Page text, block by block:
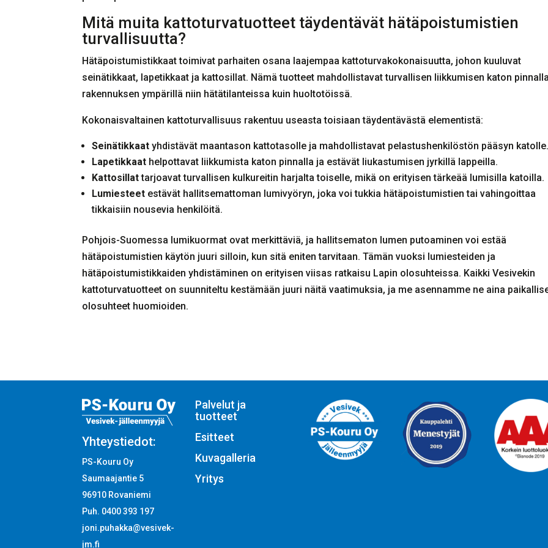
Mitä muita kattoturvatuotteet täydentävät hätäpoistumistien
turvallisuutta?
Hätäpoistumistikkaat toimivat parhaiten osana laajempaa kattoturvakokonaisuutta, johon kuuluvat
seinätikkaat, lapetikkaat ja kattosillat. Nämä tuotteet mahdollistavat turvallisen liikkumisen katon
rakennuksen ympärillä niin hätätilanteissa kuin huoltotöissä.
Kokonaisvaltainen kattoturvallisuus rakentuu useasta toisiaan täydentävästä elementistä:
Seinätikkaat yhdistävät maantason kattotasolle ja mahdollistavat pelastushenkilöstön pääsyn
Lapetikkaat helpottavat liikkumista katon pinnalla ja estävät liukastumisen jyrkillä lappeilla.
Kattosillattarjoavat turvallisen kulkureitin harjalta toiselle, mikä on erityisen tärkeää lumisilla katoilla.
Lumiesteet estävät hallitsemattoman lumivyöryn, joka voi tukkia hätäpoistumistien tai vahingoittaa
tikkaisiin nousevia henkilöitä.
Pohjois-Suomessa lumikuormat ovat merkittäviä, ja hallitsematon lumen putoaminen voi estää
hätäpoistumistien käytön juuri silloin, kun sitä eniten tarvitaan. Tämän vuoksi lumiesteiden ja
hätäpoistumistikkaiden yhdistäminen on erityisen viisas ratkaisu Lapin olosuhteissa. Kaikki Vesivekin
kattoturvatuotteet on suunniteltu kestämään juuri näitä vaatimuksia, ja me asennamme ne aina
olosuhteet huomioiden.
Yhteystiedot:
PS-Kouru Oy
Saumaajantie 5
96910 Rovaniemi
Puh. 0400 393 197
joni.puhakka@vesivek-
jm.fi
Palvelut ja
tuotteet
Esitteet
Kuvagalleria
Yritys